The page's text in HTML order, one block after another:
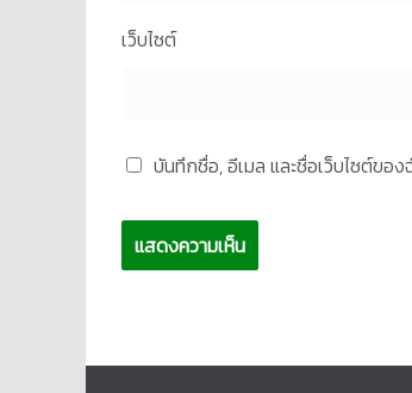
เว็บไซต์
บันทึกชื่อ, อีเมล และชื่อเว็บไซต์ขอ